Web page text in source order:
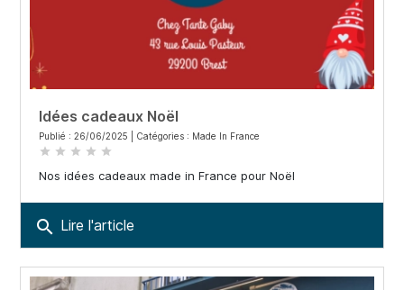
Idées cadeaux Noël
Publié : 26/06/2025 | Catégories : Made In France
star star star star star
Nos idées cadeaux made in France pour Noël
search Lire l'article